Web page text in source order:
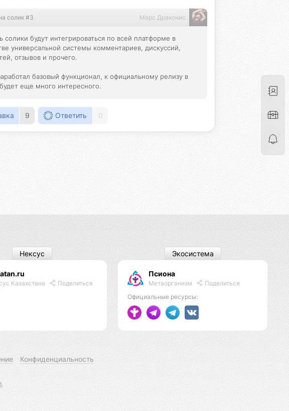
солик #3 Марс Драконис
солики будут интегрироваться по всей платформе в
универсальной системы комментариев, дискуссий,
отзывов и прочего.
базовый функционал, к официальному релизу в
еще много интересного.
9 Ответить 0
Казахстана Поделиться
Нексус
Псиона
Метаорганизм
Поделиться
Официальные ресурсы:
Экосистема
Конфиденциальность